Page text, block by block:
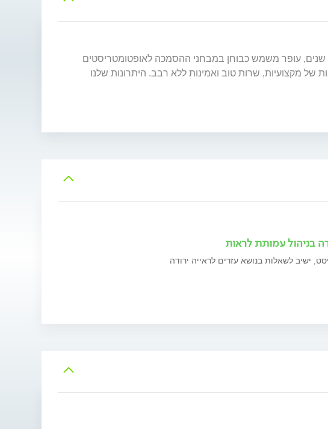
שנים, עופר משמש כבוחן במבחני ההסמכה לאופטומטריסטים
מקצועיות, שרות טוב ואמינות ללא רבב. היתרונות שלנו
בניהול עמותת לראות
ישיב לשאלות בנושא עזרים לראייה ירודה